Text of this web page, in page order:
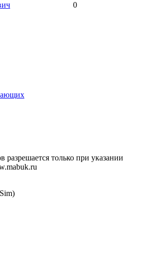
0
разрешается только при указании